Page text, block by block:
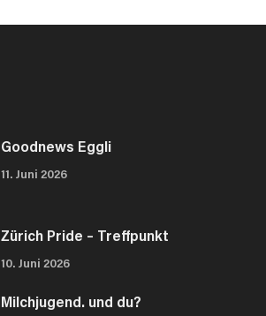
Goodnews Eggli
11. Juni 2026
Zürich Pride – Treffpunkt
10. Juni 2026
Milchjugend. und du?